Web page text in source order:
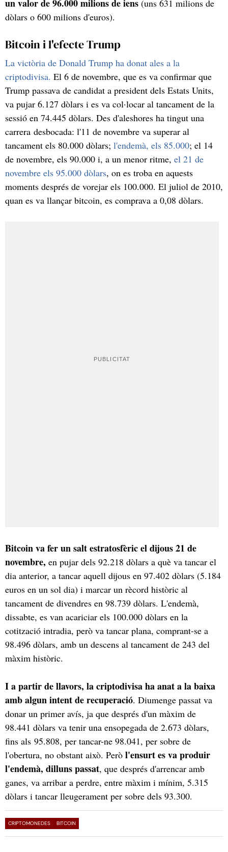
un valor de 96.000 milions de iens (uns 631 milions de
dòlars o 600 milions d'euros).
Bitcoin i l'efecte Trump
La victòria de Donald Trump ha donat ales a la
criptodivisa. El 6 de novembre, que es va confirmar que
Trump passava de candidat a president dels Estats Units,
va pujar 6.127 dòlars i es va col·locar al tancament de la
sessió en 74.445 dòlars. Des d'aleshores ha tingut una
carrera desbocada: l'11 de novembre va superar al
tancament els 80.000 dòlars; l'endemà, els 85.000; el 14
de novembre, els 90.000 i, a un menor ritme, el 21 de
novembre els 95.000 dòlars, on es troba en aquests
moments després de vorejar els 100.000. El juliol de 2010,
quan es va llançar bitcoin, es comprava a 0,08 dòlars.
Bitcoin va fer un salt estratosfèric el dijous 21 de
novembre, en pujar dels 92.218 dòlars a què va tancar el
dia anterior, a tancar aquell dijous en 97.402 dòlars (5.184
euros en un sol dia) i marcar un rècord històric al
tancament de divendres en 98.739 dòlars. L'endemà,
dissabte, es van acariciar els 100.000 dòlars en la
cotització intradia, però va tancar plana, comprant-se a
98.496 dòlars, amb un descens al tancament de 243 del
màxim històric.
I a partir de llavors, la criptodivisa ha anat a la baixa
amb algun intent de recuperació. Diumenge passat va
donar un primer avís, ja que després d'un màxim de
98.441 dòlars va tenir una ensopegada de 2.673 dòlars,
fins als 95.808, per tancar-ne 98.041, per sobre de
l'obertura, no obstant això. Però l'ensurt es va produir
l'endemà, dilluns passat, que després d'arrencar amb
ganes, va arribar a perdre, entre màxim i mínim, 5.315
dòlars i tancar lleugerament per sobre dels 93.300.
CRIPTOMONEDES BITCOIN